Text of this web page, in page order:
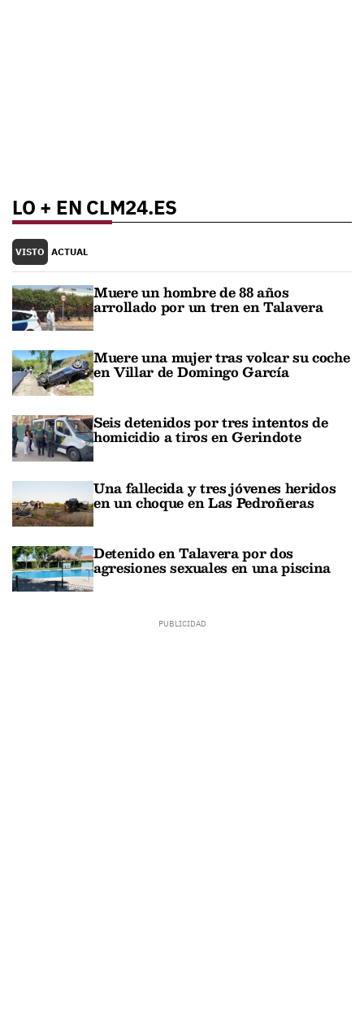
LO + EN CLM24.ES
VISTO ACTUAL
Muere un hombre de 88 años
arrollado por un tren en Talavera
Muere una mujer tras volcar su coche
en Villar de Domingo García
Seis detenidos por tres intentos de
homicidio a tiros en Gerindote
Una fallecida y tres jóvenes heridos
en un choque en Las Pedroñeras
Detenido en Talavera por dos
agresiones sexuales en una piscina